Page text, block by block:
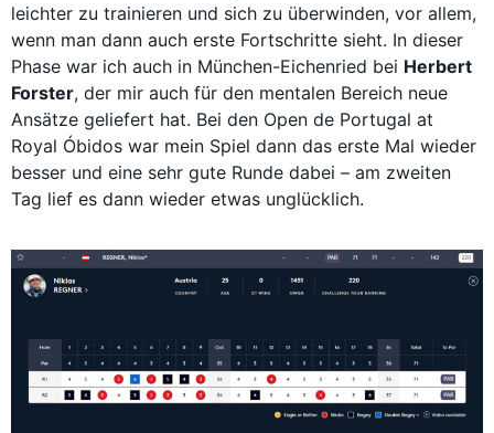
leichter zu trainieren und sich zu überwinden, vor allem,
wenn man dann auch erste Fortschritte sieht. In dieser
Phase war ich auch in München-Eichenried bei Herbert
Forster, der mir auch für den mentalen Bereich neue
Ansätze geliefert hat. Bei den Open de Portugal at
Royal Óbidos war mein Spiel dann das erste Mal wieder
besser und eine sehr gute Runde dabei – am zweiten
Tag lief es dann wieder etwas unglücklich.